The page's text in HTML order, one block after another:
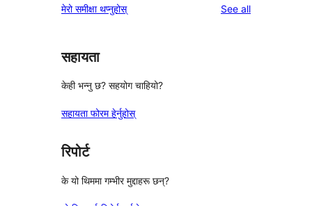
समीक्षाहरू
तारा
मेरो समीक्षा थप्नुहोस् See allreviews
सहायता
केही भन्नु छ? सहयोग चाहियो?
सहायता फोरम हेर्नुहोस्
रिपोर्ट
के यो थिममा गम्भीर मुद्दाहरू छन्?